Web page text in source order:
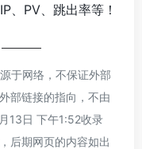
、PV、跳出率等！
于网络，不保证外部
部链接的指向，不由
13日 下午1:52收录
后期网页的内容如出